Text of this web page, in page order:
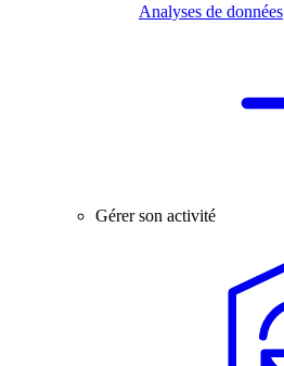
Analyses de données
Gérer son activité